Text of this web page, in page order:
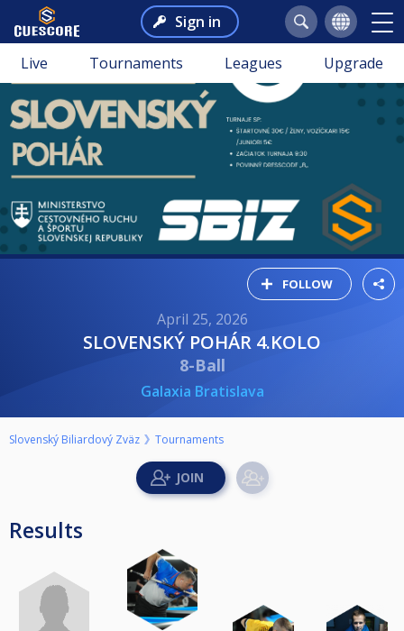
Sign in
Live Tournaments Leagues Upgrade
FOLLOW
April 25, 2026
SLOVENSKÝ POHÁR 4.KOLO
8-Ball
Galaxia Bratislava
Slovenský Biliardový Zväz Tournaments
Results